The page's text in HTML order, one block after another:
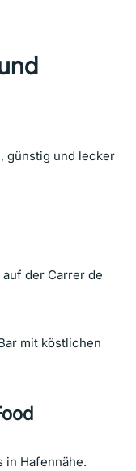
günstig und lecker
der Carrer de
mit köstlichen
in Hafennähe.